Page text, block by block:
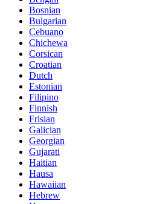
Bosnian
Bulgarian
Cebuano
Chichewa
Corsican
Croatian
Dutch
Estonian
Filipino
Finnish
Frisian
Galician
Georgian
Gujarati
Haitian
Hausa
Hawaiian
Hebrew